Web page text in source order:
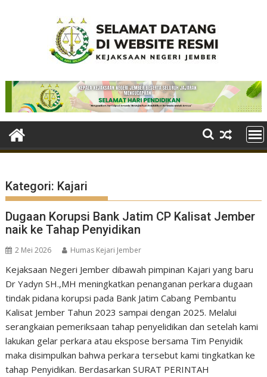
Kategori: Kajari
Dugaan Korupsi Bank Jatim CP Kalisat Jember
naik ke Tahap Penyidikan
2 Mei 2026 Humas Kejari Jember
Kejaksaan Negeri Jember dibawah pimpinan Kajari yang baru
Dr Yadyn SH.,MH meningkatkan penanganan perkara dugaan
tindak pidana korupsi pada Bank Jatim Cabang Pembantu
Kalisat Jember Tahun 2023 sampai dengan 2025. Melalui
serangkaian pemeriksaan tahap penyelidikan dan setelah kami
lakukan gelar perkara atau ekspose bersama Tim Penyidik
maka disimpulkan bahwa perkara tersebut kami tingkatkan ke
tahap Penyidikan. Berdasarkan SURAT PERINTAH